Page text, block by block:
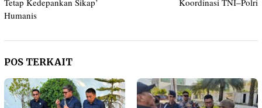
Humanis
POS TERKAIT